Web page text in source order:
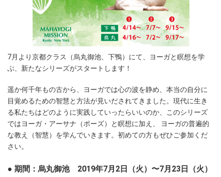
7月より京都クラス（烏丸御池、下鴨）にて、ヨーガと瞑想を学
ぶ、新たなシリーズがスタートします！
遥か何千年もの古から、ヨーガでは心の波を静め、本当の自分に
目覚めるための智慧と方法が見いだされてきました。現代に生き
る私たちはどのように実践していったらいいのか、このシリーズ
ではヨーガ・アーサナ（ポーズ）と瞑想に加え、 ヨーガの普遍的
な教え（智慧）を学んでいきます。初めての方もぜひご参加くだ
さい。
● 期間：烏丸御池 2019年7月2日（火）〜7月23日（火）